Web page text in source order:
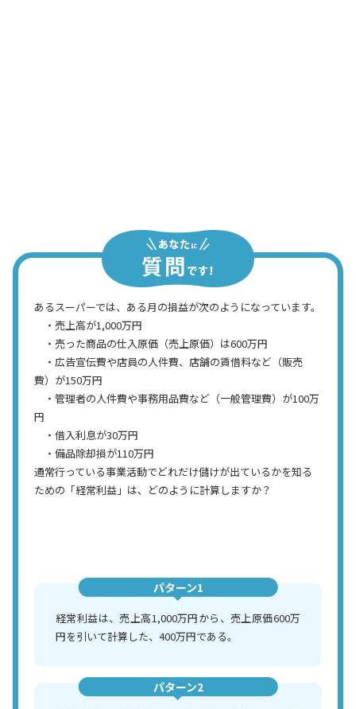
あるスーパーでは、ある月の損益が次のようになっています。
・売上高が1,000万円
・売った商品の仕入原価（売上原価）は600万円
・広告宣伝費や店員の人件費、店舗の賃借料など（販売
費）が150万円
・管理者の人件費や事務用品費など（一般管理費）が100万
円
・借入利息が30万円
・備品除却損が110万円
通常行っている事業活動でどれだけ儲けが出ているかを知る
ための「経常利益」は、どのように計算しますか？
パターン1
経常利益は、売上高1,000万円から、売上原価600万
円を引いて計算した、400万円である。
パターン2